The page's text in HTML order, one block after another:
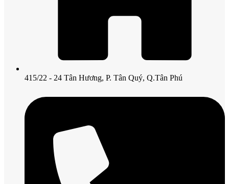
415/22 - 24 Tân Hương, P. Tân Quý, Q.Tân Phú